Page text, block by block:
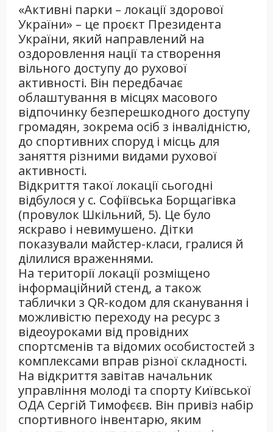
«Активні парки – локації здорової
України» – це проєкт Президента
України, який направлений на
оздоровлення нації та створення
вільного доступу до рухової
активності. Він передбачає
облаштування в місцях масового
відпочинку безперешкодного доступу
громадян, зокрема осіб з інвалідністю,
до спортивних споруд і місць для
заняття різними видами рухової
активності.
Відкриття такої локації сьогодні
відбулося у с. Софіївська Борщагівка
(провулок Шкільний, 5). Це було
яскраво і невимушено. Дітки
показували майстер-класи, гралися й
ділилися враженнями.
На території локації розміщено
інформаційний стенд, а також
таблички з QR-кодом для сканування і
можливістю переходу на ресурс з
відеоуроками від провідних
спортсменів та відомих особистостей з
комплексами вправ різної складності.
На відкриття завітав начальник
управління молоді та спорту Київської
ОДА Сергій Тимофєєв. Він привіз набір
спортивного інвентарю, яким